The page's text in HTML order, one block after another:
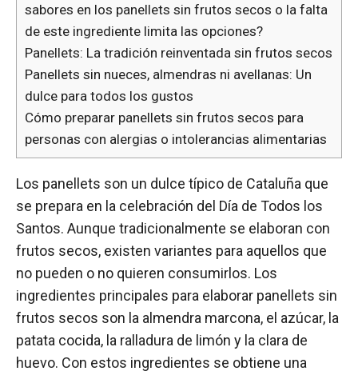
sabores en los panellets sin frutos secos o la falta
de este ingrediente limita las opciones?
Panellets: La tradición reinventada sin frutos secos
Panellets sin nueces, almendras ni avellanas: Un
dulce para todos los gustos
Cómo preparar panellets sin frutos secos para
personas con alergias o intolerancias alimentarias
Los panellets son un dulce típico de Cataluña que
se prepara en la celebración del Día de Todos los
Santos. Aunque tradicionalmente se elaboran con
frutos secos, existen variantes para aquellos que
no pueden o no quieren consumirlos. Los
ingredientes principales para elaborar panellets sin
frutos secos son la almendra marcona, el azúcar, la
patata cocida, la ralladura de limón y la clara de
huevo. Con estos ingredientes se obtiene una